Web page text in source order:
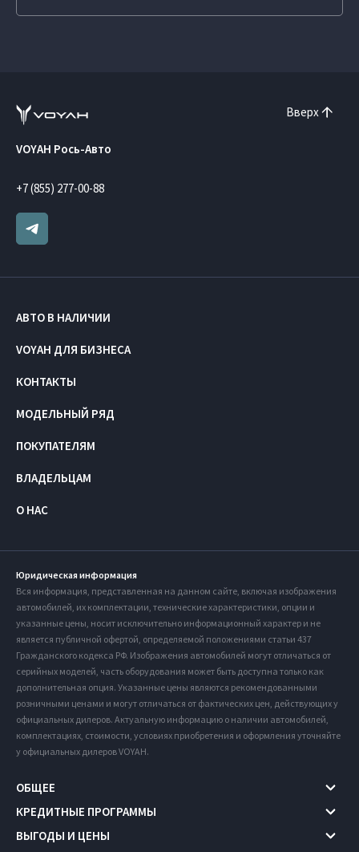
Вверх
VOYAH Рось-Авто
+7 (855) 277-00-88
АВТО В НАЛИЧИИ
VOYAH ДЛЯ БИЗНЕСА
КОНТАКТЫ
МОДЕЛЬНЫЙ РЯД
ПОКУПАТЕЛЯМ
ВЛАДЕЛЬЦАМ
О НАС
Юридическая информация
Вся информация, представленная на данном сайте, включая изображения
автомобилей, их комплектации, технические характеристики, опции и
указанные цены, носит исключительно информационный характер и не
является публичной офертой, определяемой положениями статьи 437
Гражданского кодекса РФ. Изображения автомобилей могут отличаться от
серийных моделей, часть оборудования может быть доступна только как
дополнительная опция. Указанные цены являются рекомендованными
розничными ценами и могут отличаться от фактических цен, действующих у
официальных дилеров. Актуальную информацию о наличии автомобилей,
комплектациях, стоимости, условиях приобретения и оформления уточняйте
у официальных дилеров VOYAH.
ОБЩЕЕ
КРЕДИТНЫЕ ПРОГРАММЫ
ВЫГОДЫ И ЦЕНЫ